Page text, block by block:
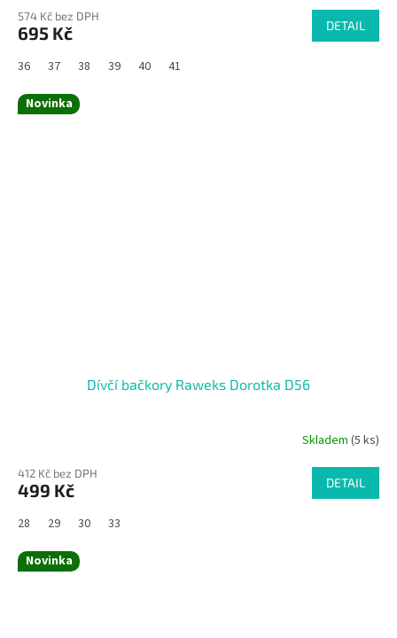
574 Kč bez DPH
695 Kč DETAIL
36 37 38 39 40 41
Novinka
Dívčí bačkory Raweks Dorotka D56
Skladem (5 ks)
412 Kč bez DPH
499 Kč DETAIL
28 29 30 33
Novinka